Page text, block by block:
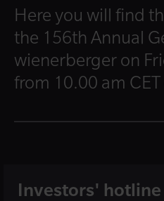
Here you will find
the 156th Annual
wienerberger on
from 10.00 am
Investors' hotline